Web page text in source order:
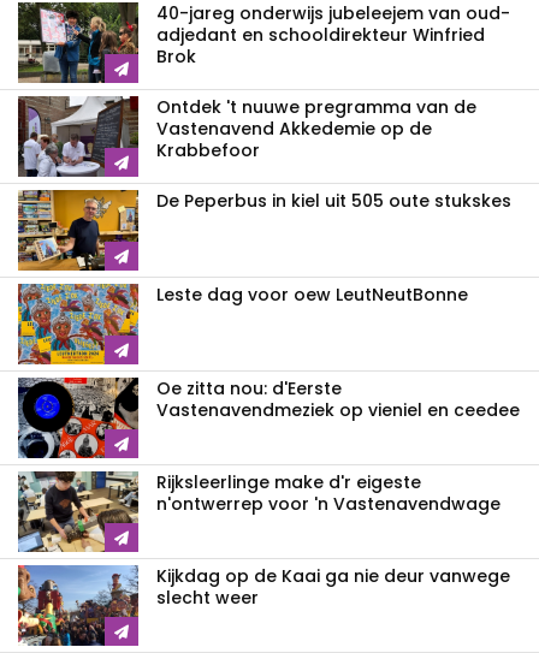
40-jareg onderwijs jubeleejem van oud-
adjedant en schooldirekteur Winfried
Brok
Ontdek 't nuuwe pregramma van de
Vastenavend Akkedemie op de
Krabbefoor
De Peperbus in kiel uit 505 oute stukskes
Leste dag voor oew LeutNeutBonne
Oe zitta nou: d'Eerste
Vastenavendmeziek op vieniel en ceedee
Rijksleerlinge make d'r eigeste
n'ontwerrep voor 'n Vastenavendwage
Kijkdag op de Kaai ga nie deur vanwege
slecht weer